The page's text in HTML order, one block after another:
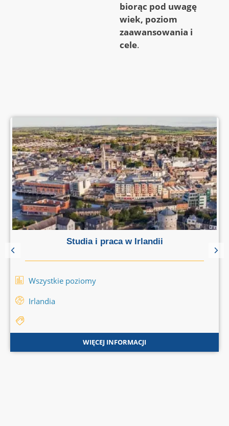
biorąc pod uwagę
wiek, poziom
zaawansowania i
cele.
Studia i praca w Irlandii
Wszystkie poziomy
Irlandia
WIĘCEJ INFORMACJI